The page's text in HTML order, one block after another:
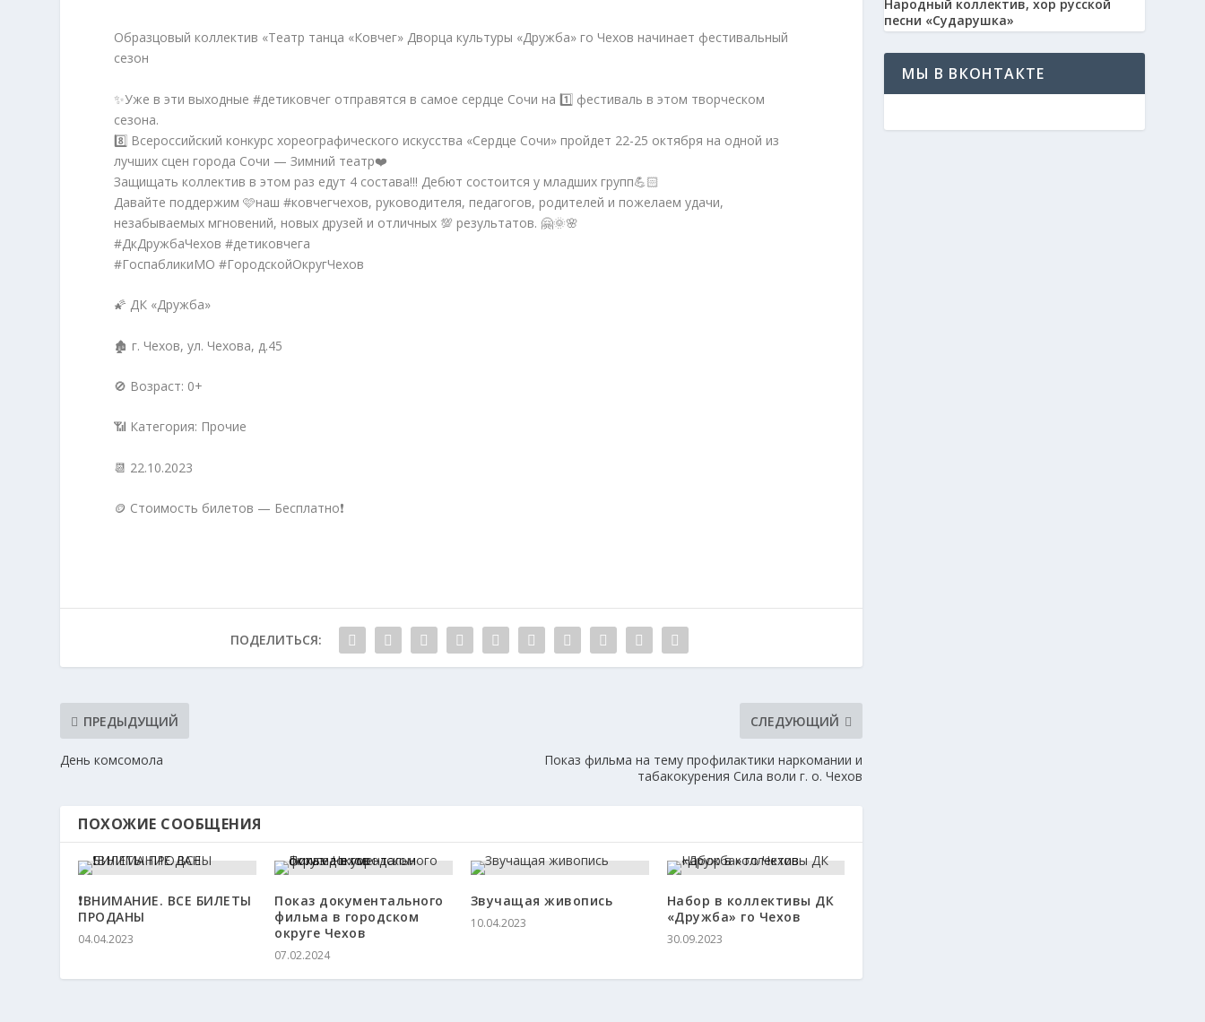
Образцовый коллектив «Театр танца «Ковчег» Дворца культуры «Дружба» го Чехов начинает фестивальный
сезон
✨Уже в эти выходные #детиковчег отправятся в самое сердце Сочи на 1️⃣ фестиваль в этом творческом
сезона.
8️⃣ Всероссийский конкурс хореографического искусства «Сердце Сочи» пройдет 22-25 октября на одной из
лучших сцен города Сочи — Зимний театр❤️
Защищать коллектив в этом раз едут 4 состава!!! Дебют состоится у младших групп💪🏻
Давайте поддержим 🩷наш #ковчегчехов, руководителя, педагогов, родителей и пожелаем удачи,
незабываемых мгновений, новых друзей и отличных 💯 результатов. 🤗🌞🌸
#ДкДружбаЧехов #детиковчега
#ГоспабликиМО #ГородскойОкругЧехов
🌠 ДК «Дружба»
🏚 г. Чехов, ул. Чехова, д.45
🚫 Возраст: 0+
📶 Категория: Прочие
📆 22.10.2023
🪙 Стоимость билетов — Бесплатно❗️
ПОДЕЛИТЬСЯ:
ПРЕДЫДУЩИЙ
День комсомола
СЛЕДУЮЩИЙ
Показ фильма на тему профилактики наркомании и
табакокурения Сила воли г. о. Чехов
ПОХОЖИЕ СООБЩЕНИЯ
❗ВНИМАНИЕ. ВСЕ БИЛЕТЫ
ПРОДАНЫ
04.04.2023
Показ документального
фильма в городском
округе Чехов
07.02.2024
Звучащая живопись
10.04.2023
Набор в коллективы ДК
«Дружба» го Чехов
30.09.2023
Народный коллектив, хор русской
песни «Сударушка»
МЫ В ВКОНТАКТЕ